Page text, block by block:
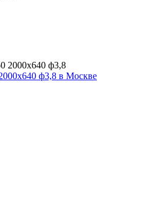
ф3,8 в Москве